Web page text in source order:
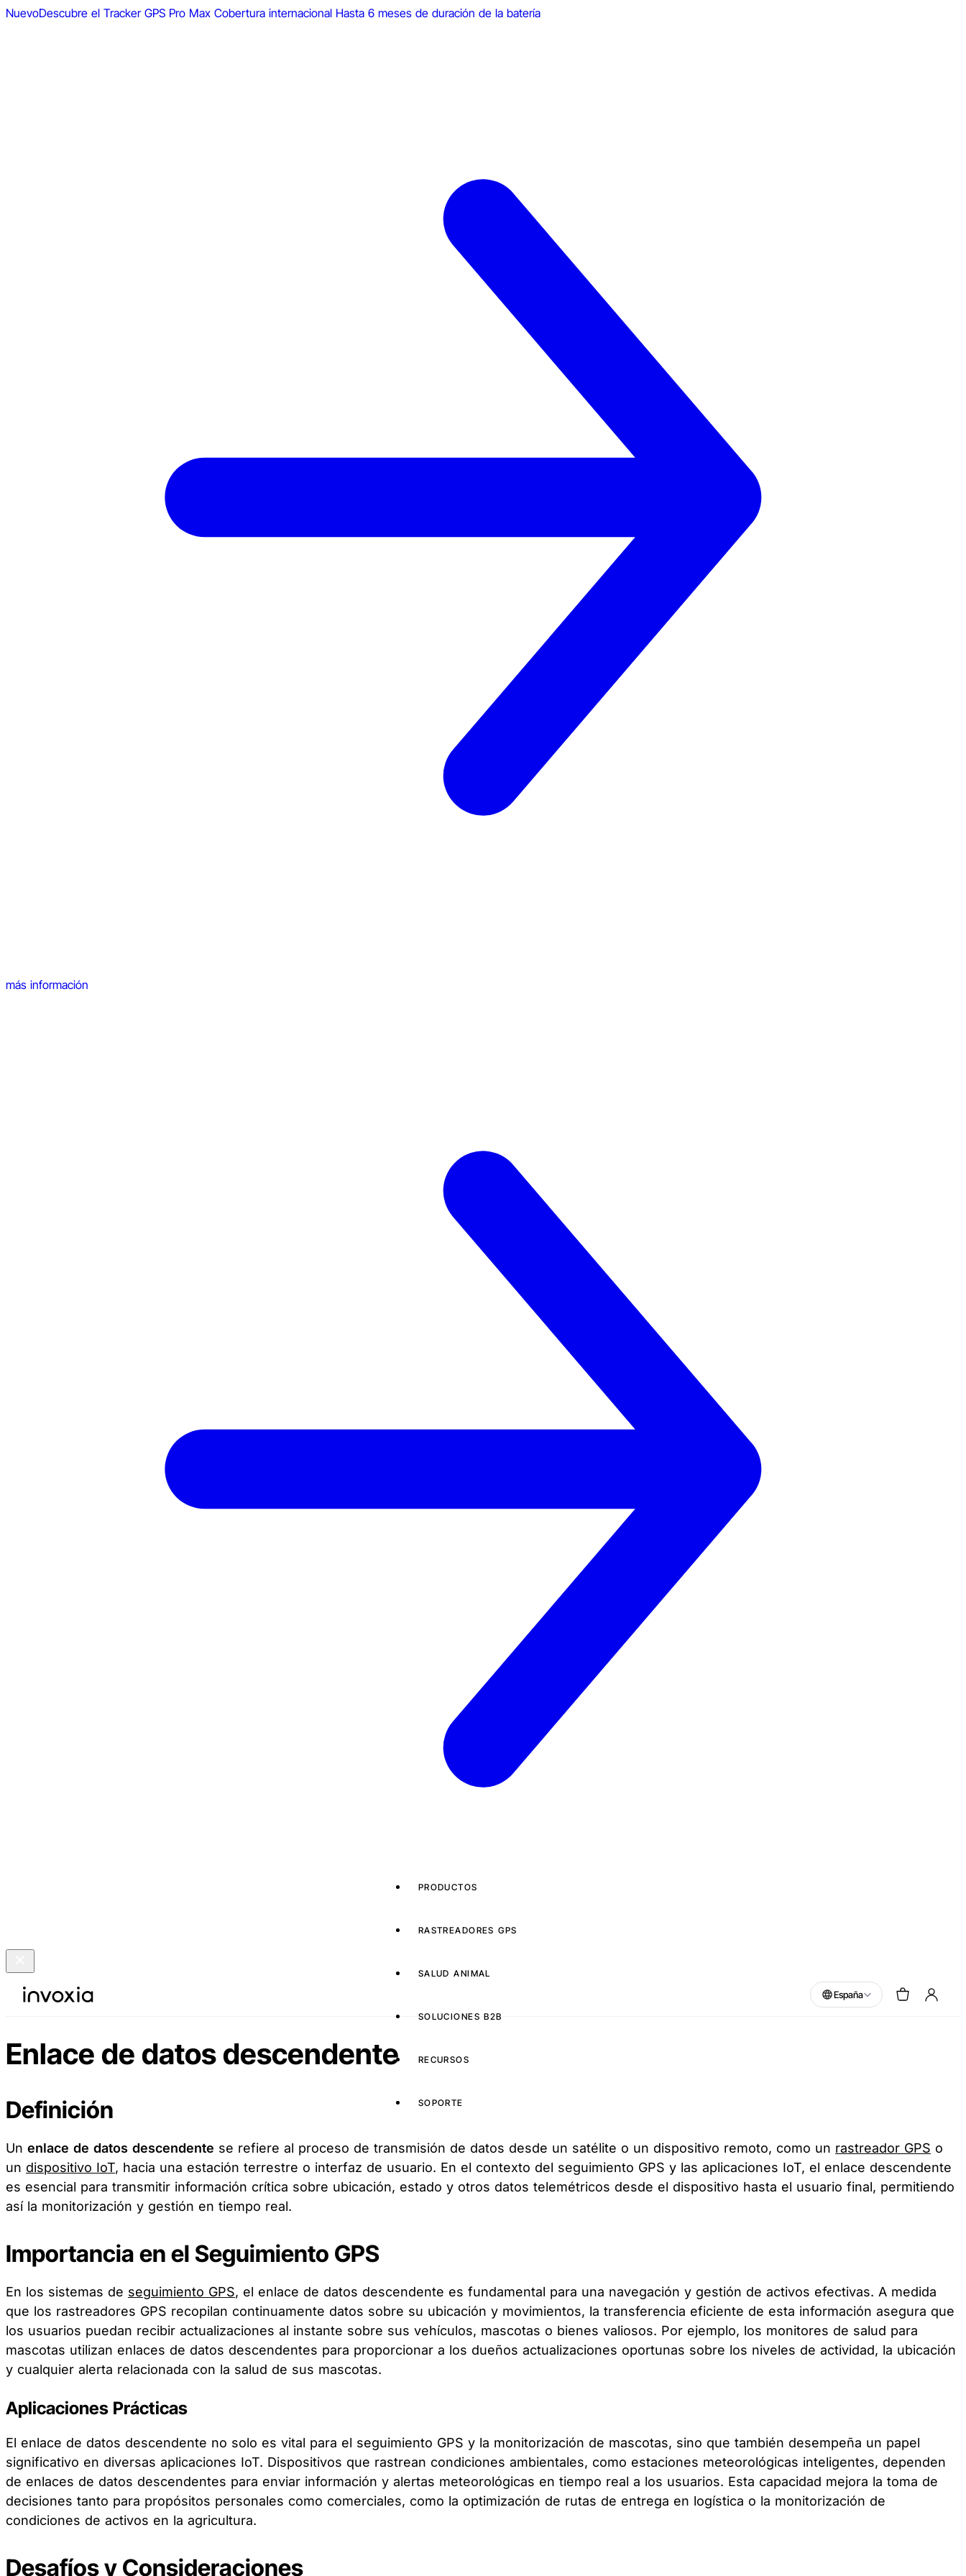
NuevoDescubre el Tracker GPS Pro Max Cobertura internacional Hasta 6 meses de duración de la batería
más información
PRODUCTOS
RASTREADORES GPS
SALUD ANIMAL
SOLUCIONES B2B
RECURSOS
SOPORTE
España
Enlace de datos descendente
Definición
Un enlace de datos descendente se refiere al proceso de transmisión de datos desde un satélite o un dispositivo remoto, como un rastreador GPS o
un dispositivo IoT, hacia una estación terrestre o interfaz de usuario. En el contexto del seguimiento GPS y las aplicaciones IoT, el enlace descendente
es esencial para transmitir información crítica sobre ubicación, estado y otros datos telemétricos desde el dispositivo hasta el usuario final, permitiendo
así la monitorización y gestión en tiempo real.
Importancia en el Seguimiento GPS
En los sistemas de seguimiento GPS, el enlace de datos descendente es fundamental para una navegación y gestión de activos efectivas. A medida
que los rastreadores GPS recopilan continuamente datos sobre su ubicación y movimientos, la transferencia eficiente de esta información asegura que
los usuarios puedan recibir actualizaciones al instante sobre sus vehículos, mascotas o bienes valiosos. Por ejemplo, los monitores de salud para
mascotas utilizan enlaces de datos descendentes para proporcionar a los dueños actualizaciones oportunas sobre los niveles de actividad, la ubicación
y cualquier alerta relacionada con la salud de sus mascotas.
Aplicaciones Prácticas
El enlace de datos descendente no solo es vital para el seguimiento GPS y la monitorización de mascotas, sino que también desempeña un papel
significativo en diversas aplicaciones IoT. Dispositivos que rastrean condiciones ambientales, como estaciones meteorológicas inteligentes, dependen
de enlaces de datos descendentes para enviar información y alertas meteorológicas en tiempo real a los usuarios. Esta capacidad mejora la toma de
decisiones tanto para propósitos personales como comerciales, como la optimización de rutas de entrega en logística o la monitorización de
condiciones de activos en la agricultura.
Desafíos y Consideraciones